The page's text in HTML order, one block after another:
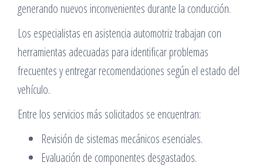
generando nuevos inconvenientes durante la conducción.
Los especialistas en asistencia automotriz trabajan con
herramientas adecuadas para identificar problemas
frecuentes y entregar recomendaciones según el estado del
vehículo.
Entre los servicios más solicitados se encuentran:
Revisión de sistemas mecánicos esenciales.
Evaluación de componentes desgastados.